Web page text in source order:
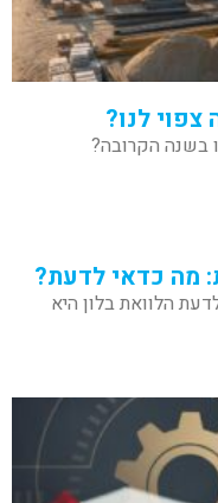
לנו?
בשנה הקרובה?
מה כדאי לדעת?
הלוואת בלון היא